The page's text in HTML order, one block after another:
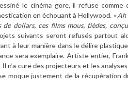
le cinéma gore, il refuse comme
en échouant à Hollywood. «
dollars, ces films mous, tièdes,
suivants seront refusés partout
à leur manière dans le délire
sera exemplaire. Artiste entier,
n’a cure des projecteurs et les
moque justement de la récupération